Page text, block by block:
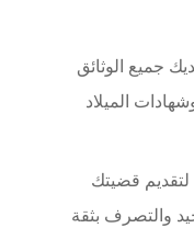
جميع الوثائق
الميلاد
قضيتك
والتصرف بثقة